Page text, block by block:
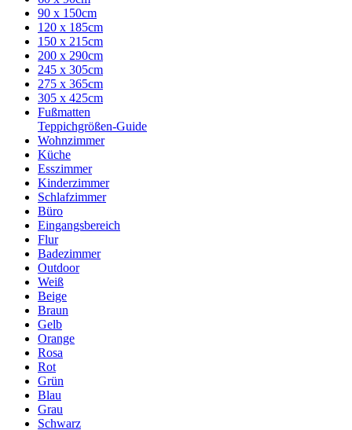
90 x 150cm
120 x 185cm
150 x 215cm
200 x 290cm
245 x 305cm
275 x 365cm
305 x 425cm
Fußmatten
Teppichgrößen-Guide
Wohnzimmer
Küche
Esszimmer
Kinderzimmer
Schlafzimmer
Büro
Eingangsbereich
Flur
Badezimmer
Outdoor
Weiß
Beige
Braun
Gelb
Orange
Rosa
Rot
Grün
Blau
Grau
Schwarz